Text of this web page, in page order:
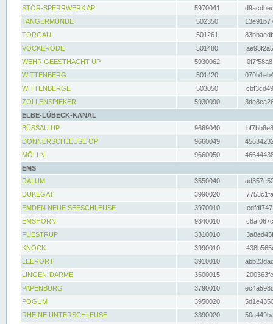
STÖR-SPERRWERK AP 5970041
TANGERMÜNDE
502350
TORGAU
501261
VOCKERODE
501480
WEHR GEESTHACHT UP
5930062
WITTENBERG
501420
WITTENBERGE
503050
ZOLLENSPIEKER
5930090
ELBE-LÜBECK-KANAL
BÜSSAU UP
9669040
DONNERSCHLEUSE OP
9660049
MÖLLN
9660050
EMS
DALUM
3550040
DUKEGAT
3990020
EMDEN NEUE SEESCHLEUSE
3970010
EMSHÖRN
9340010
FUESTRUP
3310010
KNOCK
3990010
LEERORT
3910010
LINGEN-DARME
3500015
PAPENBURG
3790010
POGUM
3950020
RHEINE UNTERSCHLEUSE
3390020